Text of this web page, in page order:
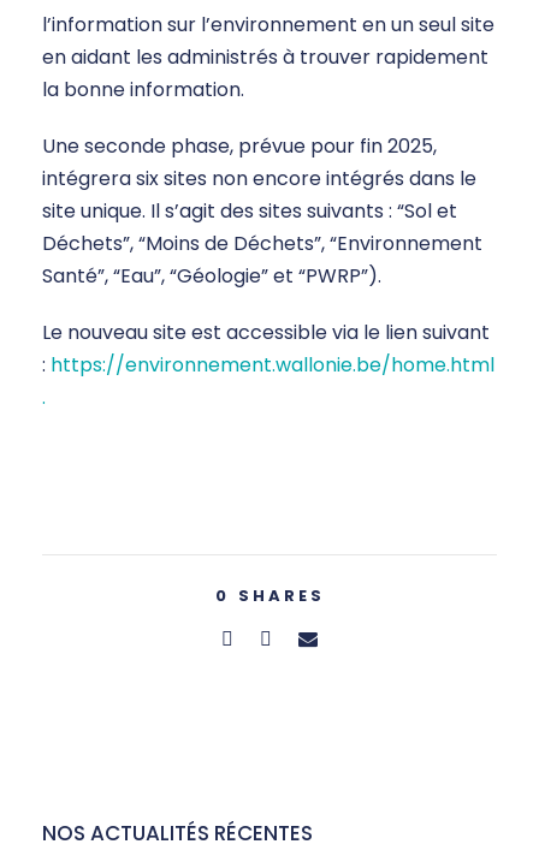
l’information sur l’environnement en un seul site
en aidant les administrés à trouver rapidement
la bonne information.
Une seconde phase, prévue pour fin 2025,
intégrera six sites non encore intégrés dans le
site unique. Il s’agit des sites suivants : “Sol et
Déchets”, “Moins de Déchets”, “Environnement
Santé”, “Eau”, “Géologie” et “PWRP”).
Le nouveau site est accessible via le lien suivant
: https://environnement.wallonie.be/home.html
.
0 SHARES
NOS ACTUALITÉS RÉCENTES